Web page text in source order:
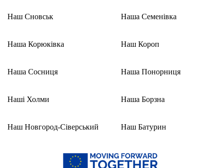
Наш Сновськ
Наша Корюківка
Наша Сосниця
Наші Холми
Наш Новгород-Сіверський
Наша Семенівка
Наш Короп
Наша Понорниця
Наша Борзна
Наш Батурин